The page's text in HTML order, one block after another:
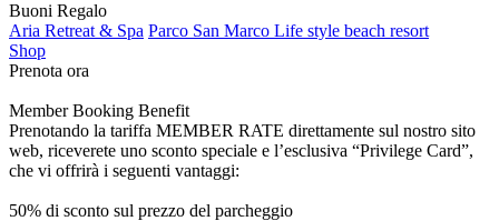
Buoni Regalo
Aria Retreat & Spa Parco San Marco Life style beach resort
Shop
Prenota ora
Member Booking Benefit
Prenotando la tariffa MEMBER RATE direttamente sul nostro sito
web, riceverete uno sconto speciale e l’esclusiva “Privilege Card”,
che vi offrirà i seguenti vantaggi:
50% di sconto sul prezzo del parcheggio